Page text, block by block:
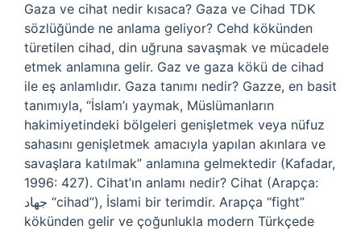
Gaza ve cihat nedir kısaca? Gaza ve Cihad TDK
sözlüğünde ne anlama geliyor? Cehd kökünden
türetilen cihad, din uğruna savaşmak ve mücadele
etmek anlamına gelir. Gaz ve gaza kökü de cihad
ile eş anlamlıdır. Gaza tanımı nedir? Gazze, en basit
tanımıyla, “İslam’ı yaymak, Müslümanların
hakimiyetindeki bölgeleri genişletmek veya nüfuz
sahasını genişletmek amacıyla yapılan akınlara ve
savaşlara katılmak” anlamına gelmektedir (Kafadar,
1996: 427). Cihat’ın anlamı nedir? Cihat (Arapça:
جهاد “cihad”), İslami bir terimdir. Arapça “fight”
kökünden gelir ve çoğunlukla modern Türkçede